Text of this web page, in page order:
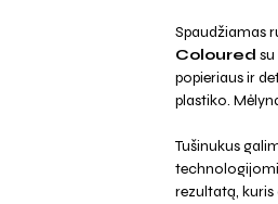
Spaudžiamas
Coloured
popieriaus ir
plastiko.
Tušinukus
rezultatą,